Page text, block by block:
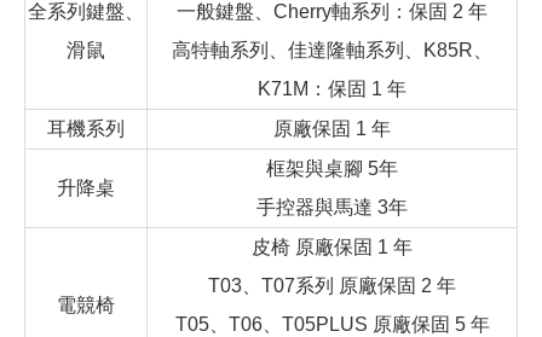
全系列鍵盤、
滑鼠
一般鍵盤、Cherry軸系列：保固 2 年
高特軸系列、佳達隆軸系列、K85R、
K71M：保固 1 年
耳機系列
原廠保固 1 年
升降桌
框架與桌腳 5年
手控器與馬達 3年
電競椅
皮椅 原廠保固 1 年
T03、T07系列 原廠保固 2 年
T05、T06、T05PLUS 原廠保固 5 年